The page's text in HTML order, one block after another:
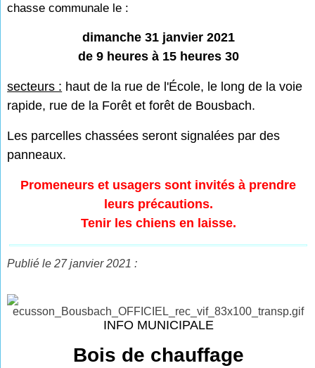
chasse communale le :
dimanche 31 janvier 2021
de 9 heures à 15 heures 30
secteurs : haut de la rue de l'École, le long de la voie
rapide, rue de la Forêt et forêt de Bousbach.
Les parcelles chassées seront signalées par des
panneaux.
Promeneurs et usagers sont invités à prendre
leurs précautions.
Tenir les chiens en laisse.
Publié le 27 janvier 2021 :
INFO MUNICIPALE
Bois de chauffage